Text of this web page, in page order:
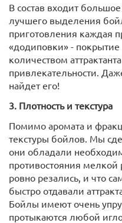
В состав входит
лучшего выделения
приготовления каждая
«додиповки» -
количеством
привлекательности.
найдет его!
3. Плотность и текстура
Помимо аромата и
текстуры бойлов. Мы
они обладали
противостояния
ровно резались, и что
быстро отдавали
Бойлы имеют очень
протыкаются любой